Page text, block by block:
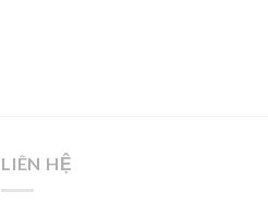
LIÊN HỆ